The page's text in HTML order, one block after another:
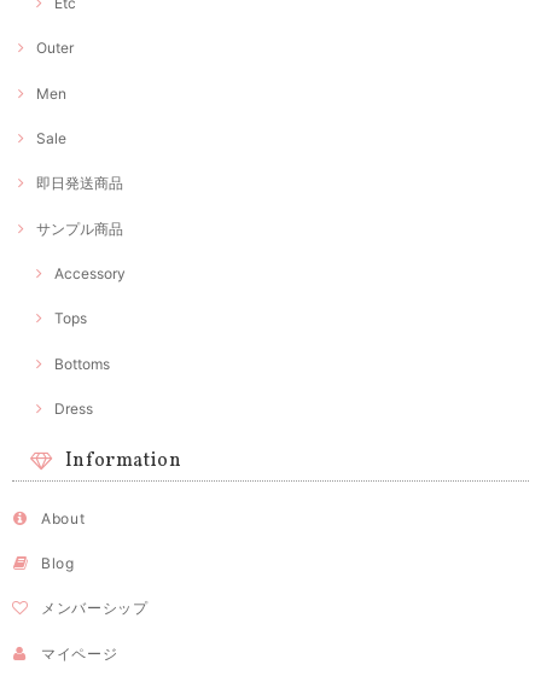
Outer
Men
Sale
即日発送商品
サンプル商品
Accessory
Tops
Bottoms
Dress
Information
About
Blog
メンバーシップ
マイページ